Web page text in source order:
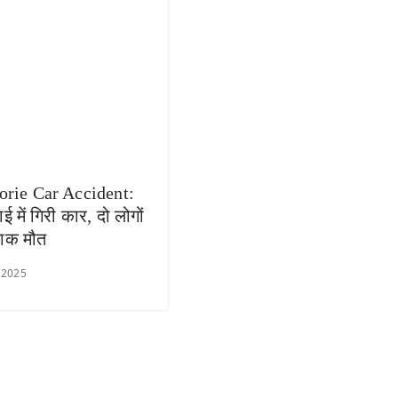
Car Accident:
में गिरी कार, दो लोगों
मौत